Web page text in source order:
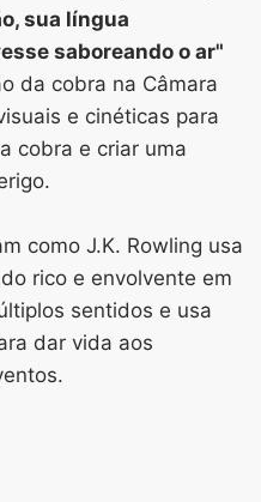
sua língua
saboreando o ar"
da cobra na Câmara
e cinéticas para
cobra e criar uma
como J.K. Rowling usa
rico e envolvente em
sentidos e usa
dar vida aos